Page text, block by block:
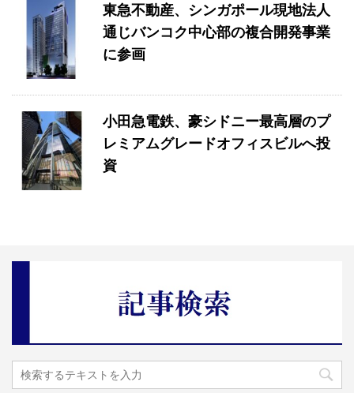
東急不動産、シンガポール現地法人
通じバンコク中心部の複合開発事業
に参画
小田急電鉄、豪シドニー最高層のプ
レミアムグレードオフィスビルへ投
資